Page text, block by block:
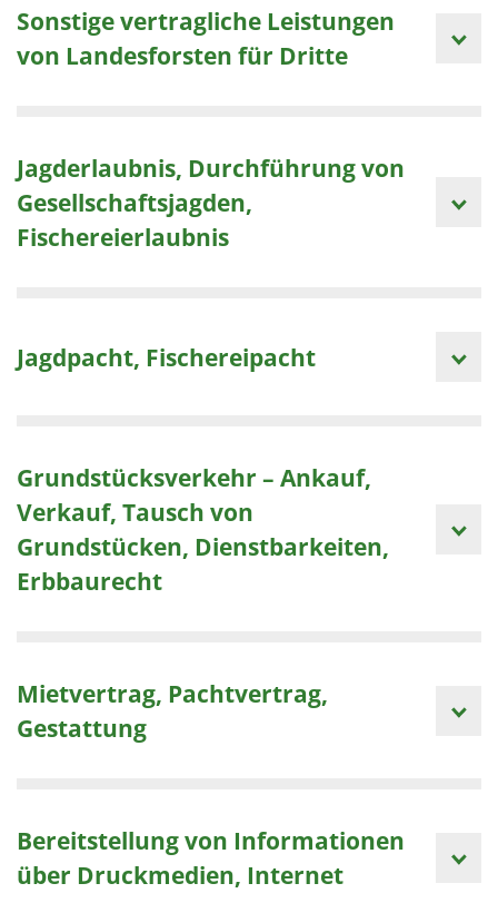
Sonstige vertragliche Leistungen
von Landesforsten für Dritte
Jagderlaubnis, Durchführung von
Gesellschaftsjagden,
Fischereierlaubnis
Jagdpacht, Fischereipacht
Grundstücksverkehr – Ankauf,
Verkauf, Tausch von
Grundstücken, Dienstbarkeiten,
Erbbaurecht
Mietvertrag, Pachtvertrag,
Gestattung
Bereitstellung von Informationen
über Druckmedien, Internet